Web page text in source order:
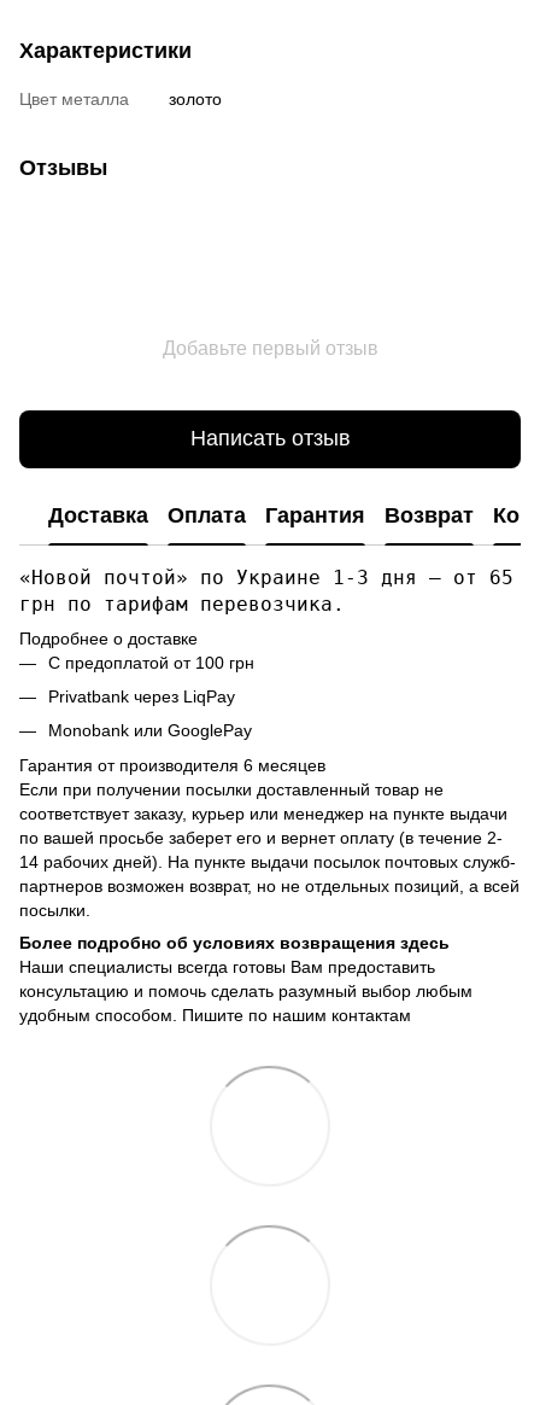
Характеристики
Цвет металла золото
Отзывы
Добавьте первый отзыв
Написать отзыв
Доставка Оплата Гарантия Возврат
«Новой почтой» по Украине 1-3 дня — от 65
грн по тарифам перевозчика.
Подробнее о доставке
С предоплатой от 100 грн
Privatbank через LiqPay
Monobank или GooglePay
Гарантия от производителя 6 месяцев
Если при получении посылки доставленный товар не
соответствует заказу, курьер или менеджер на пункте выдачи
по вашей просьбе заберет его и вернет оплату (в течение 2-
14 рабочих дней). На пункте выдачи посылок почтовых служб-
партнеров возможен возврат, но не отдельных позиций, а всей
посылки.
Более подробно об условиях возвращения здесь
Наши специалисты всегда готовы Вам предоставить
консультацию и помочь сделать разумный выбор любым
удобным способом. Пишите по нашим контактам